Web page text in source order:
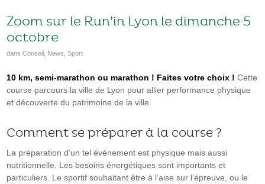
Zoom sur le Run’in Lyon le dimanche 5
octobre
dansConseil News ,Sport
10 km, semi-marathon ou marathon ! Faites votre choix !Cette
course parcours la ville de Lyon pour allier performance physique
et découverte du patrimoine de la ville.
Comment se préparer à la course ?
La préparation d’un tel événement est physique mais aussi
nutritionnelle. Les besoins énergétiques sont importants et
particuliers. Le sportif souhaitant être à l’aise sur l’épreuve, ou le